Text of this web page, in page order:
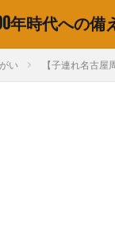
年時代への備
い 【子連れ名古